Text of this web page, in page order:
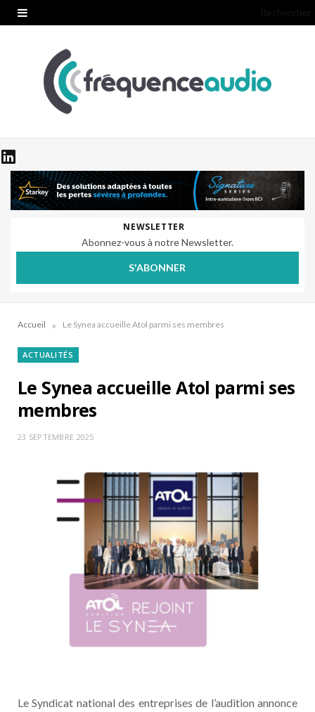
NEWSLETTER
Abonnez-vous à notre Newsletter.
S'ABONNER
Accueil » Le Synea accueille Atol parmi ses membres
ACTUALITÉS
Le Synea accueille Atol parmi ses
membres
23 SEPTEMBRE 2025
Le Syndicat national des entreprises de l’audition annonce